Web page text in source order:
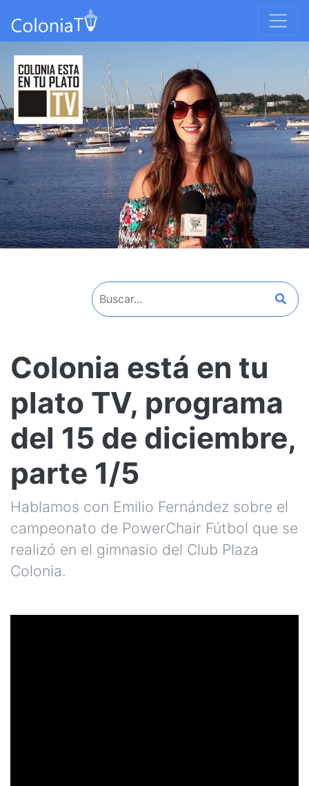
Colonia está en tu
plato TV, programa
del 15 de diciembre,
parte 1/5
Hablamos con Emilio Fernández sobre el
campeonato de PowerChair Fútbol que se
realizó en el gimnasio del Club Plaza
Colonia.